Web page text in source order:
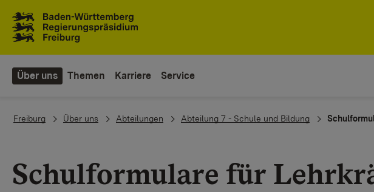
Über uns Themen Karriere Service
You are here:
Freiburg Über uns Abteilungen Abteilung 7 - Schule und Bildung
Schulformulare für